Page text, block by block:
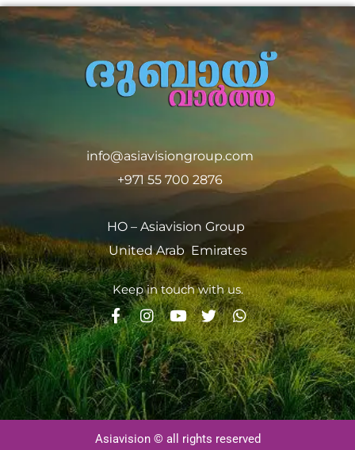
info@asiavisiongroup.com
+971 55 700 2876
HO – Asiavision Group
United Arab Emirates
Keep in touch with us.
Asiavision © all rights reserved